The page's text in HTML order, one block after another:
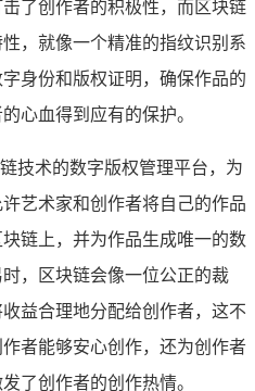
了创作者的积极性，而区块链
，就像一个精准的指纹识别系
身份和版权证明，确保作品的
心血得到应有的保护。
技术的数字版权管理平台，为
艺术家和创作者将自己的作品
链上，并为作品生成唯一的数
，区块链会像一位公正的裁
益合理地分配给创作者，这不
者能够安心创作，还为创作者
了创作者的创作热情。